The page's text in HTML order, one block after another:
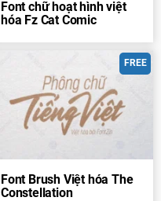
Font chữ hoạt hình việt
hóa Fz Cat Comic
FREE
Font Brush Việt hóa The
Constellation